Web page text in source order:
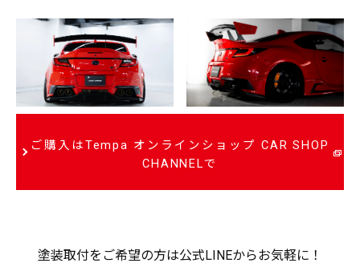
ご購入はTempa オンラインショップ CAR SHOP
CHANNELで
塗装取付をご希望の方は公式LINEからお気軽に！